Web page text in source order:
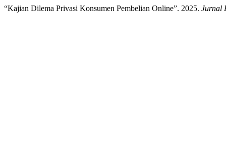
“Kajian Dilema Privasi Konsumen Pembelian Online”. 2025. Jurnal